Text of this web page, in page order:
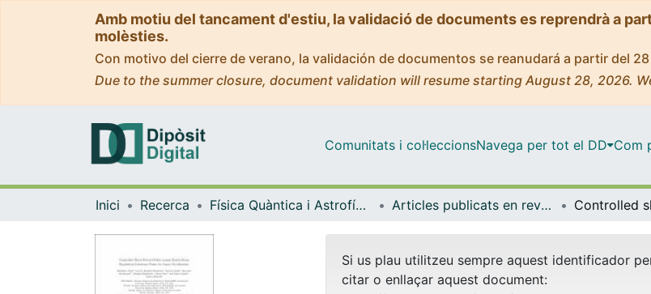
Amb motiu del tancament d'estiu, la validació de documents es reprendrà a
molèsties.
Con motivo del cierre de verano, la validación de documentos se reanudará a partir del
Due to the summer closure, document validation will resume starting August 28, 2026.
Comunitats i col·leccionsNavega per tot el DD Com
Inici Recerca Física Quàntica i Astrofísica Articles publicats en revistes (Física Quàntica i Astrofísica)
Si us plau utilitzeu sempre aquest identificador
citar o enllaçar aquest document: